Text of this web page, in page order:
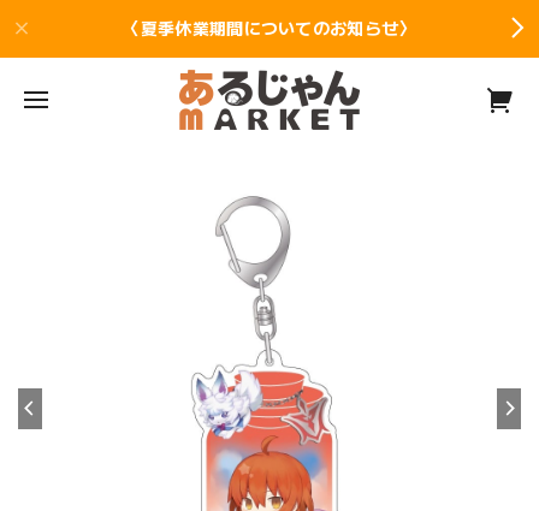
〈夏季休業期間についてのお知らせ〉